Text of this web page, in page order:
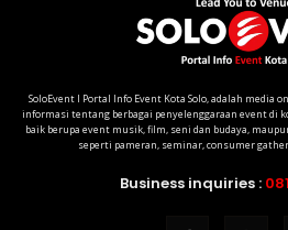
SoloEvent I Portal Info Event Kota Solo, adalah media
informasi tentang berbagai penyelenggaraan event di
baik berupa event musik, film, seni dan budaya,
seperti pameran, seminar, consumer
Business inquiries :